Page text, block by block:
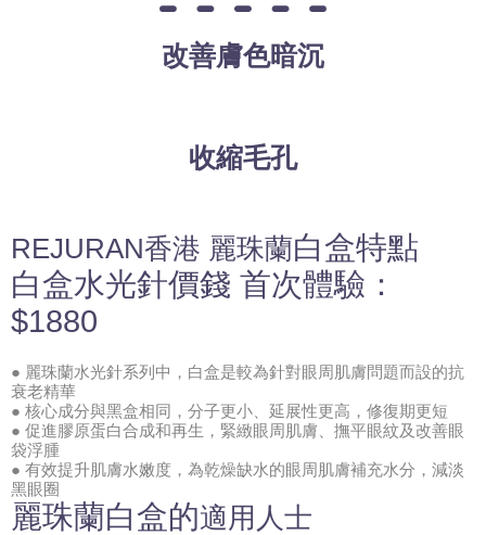
改善膚色暗沉
收縮毛孔
REJURAN香港 麗珠蘭白盒特點
白盒水光針價錢 首次體驗：
$1880
● 麗珠蘭水光針系列中，白盒是較為針對眼周肌膚問題而設的抗
衰老精華
● 核心成分與黑盒相同，分子更小、延展性更高，修復期更短
● 促進膠原蛋白合成和再生，緊緻眼周肌膚、撫平眼紋及改善眼
袋浮腫
● 有效提升肌膚水嫩度，為乾燥缺水的眼周肌膚補充水分，減淡
黑眼圈
麗珠蘭白盒的適用人士